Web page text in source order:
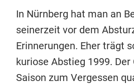
In Nürnberg hat man an
seinerzeit vor dem
Erinnerungen. Eher trägt
kuriose Abstieg 1999.
Saison zum Vergessen